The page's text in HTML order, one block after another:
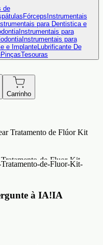
de
Fórceps Instrumentais
para Dentistica e
Instrumentais para
Instrumentais para
e ImplanteLubrificante De
PinçasTesouras
Carrinho
Tratamento de Flúor Kit
à IA!IA